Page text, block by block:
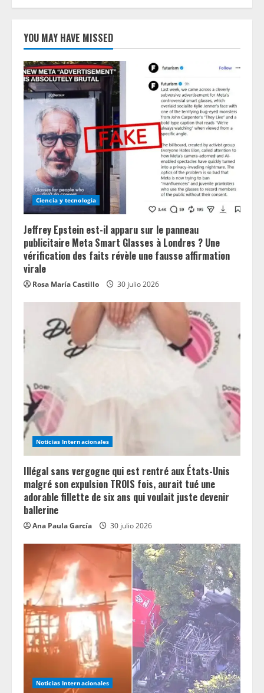
YOU MAY HAVE MISSED
Ciencia y tecnologia
Jeffrey Epstein est-il apparu sur le panneau
publicitaire Meta Smart Glasses à Londres ? Une
vérification des faits révèle une fausse affirmation
virale
Rosa María Castillo 30 julio 2026
Noticias Internacionales
Illégal sans vergogne qui est rentré aux États-Unis
malgré son expulsion TROIS fois, aurait tué une
adorable fillette de six ans qui voulait juste devenir
ballerine
Ana Paula García 30 julio 2026
Noticias Internacionales